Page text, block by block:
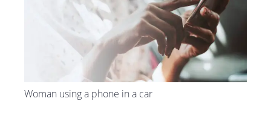
Woman using a phone in a car